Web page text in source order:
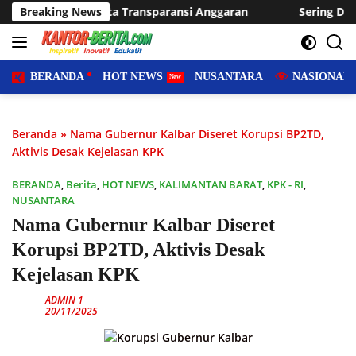
Langsung
ke
konten
Breaking News
Anggaran Sering Dilanda Genangan, Desa
BERANDA HOT NEWS NUSANTARA NASIONAL
Beranda » Nama Gubernur Kalbar Diseret Korupsi BP2TD,
Aktivis Desak Kejelasan KPK
BERANDA, Berita, HOT NEWS, KALIMANTAN BARAT, KPK - RI,
NUSANTARA
Nama Gubernur Kalbar Diseret
Korupsi BP2TD, Aktivis Desak
Kejelasan KPK
ADMIN 1
20/11/2025